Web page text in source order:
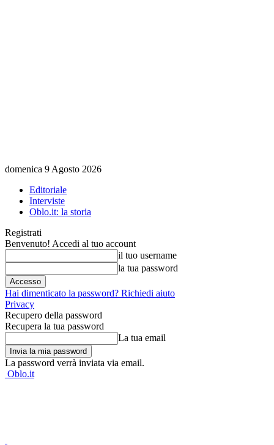
domenica 9 Agosto 2026
Editoriale
Interviste
Oblo.it: la storia
Registrati
Benvenuto! Accedi al tuo account
il tuo username
la tua password
Hai dimenticato la password? Richiedi aiuto
Privacy
Recupero della password
Recupera la tua password
La tua email
La password verrà inviata via email.
Oblo.it